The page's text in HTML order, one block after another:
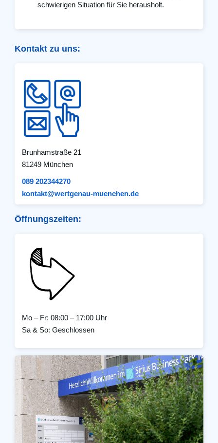
schwierigen Situation für Sie herausholt.
Kontakt zu uns:
Brunhamstraße 21
81249 München
089 202344270
kontakt@wertgenau-muenchen.de
Öffnungszeiten:
Mo – Fr: 08:00 – 17:00 Uhr
Sa & So: Geschlossen